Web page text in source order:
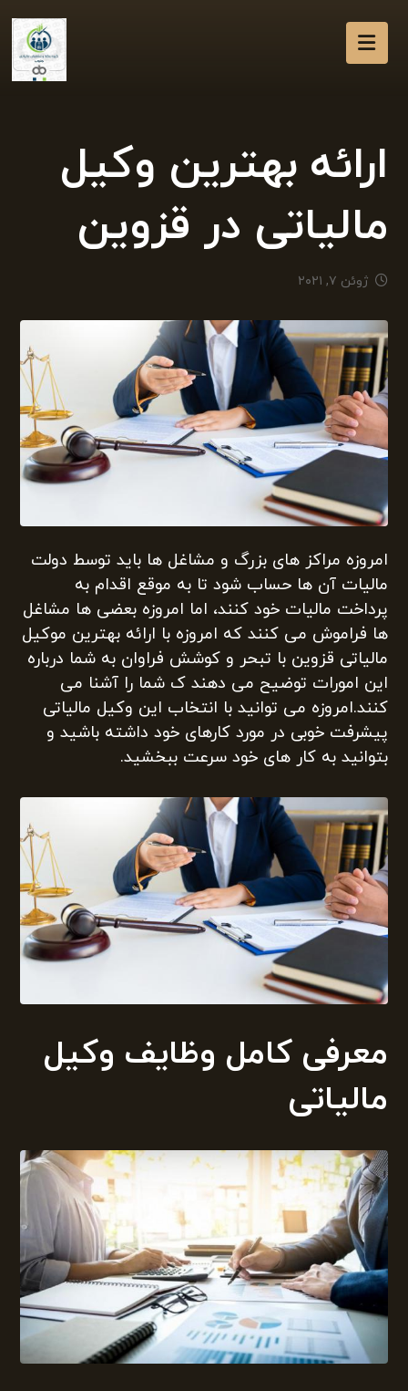
ارائه بهترین وکیل
مالیاتی در قزوین
ژوئن ۷, ۲۰۲۱
امروزه مراکز های بزرگ و مشاغل ها باید توسط دولت
مالیات آن ها حساب شود تا به موقع اقدام به
پرداخت مالیات خود کنند، اما امروزه بعضی ها مشاغل
ها فراموش می کنند که امروزه با ارائه بهترین موکیل
مالیاتی قزوین با تبحر و کوشش فراوان به شما درباره
این امورات توضیح می دهند ک شما را آشنا می
کنند.امروزه می توانید با انتخاب این وکیل مالیاتی
پیشرفت خوبی در مورد کارهای خود داشته باشید و
بتوانید به کار های خود سرعت ببخشید.
معرفی کامل وظایف وکیل
مالیاتی